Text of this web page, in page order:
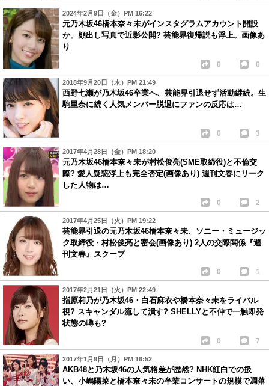
2024年2月9日（金）PM 16:22
元乃木坂46橋本奈々未がインスタグラムアカウント開設
か。顔出し写真で近影公開? 芸能界復帰説も浮上。画像あ
り
0 0
2018年9月20日（木）PM 21:49
西野七瀬が乃木坂46卒業へ、芸能界引退せず活動継続。生
駒里奈に続く人気メンバー脱退にファンの反応は…
0 3
2017年4月28日（金）PM 18:20
元乃木坂46橋本奈々未が村松俊亮(SME取締役)と不倫交
際? 愛人疑惑浮上も完全否定(画像あり) 週刊文春にリーク
した人物は…
0 2
2017年4月25日（火）PM 19:22
芸能界引退の元乃木坂46橋本奈々未、ソニー・ミュージッ
ク取締役・村松俊亮と密会(画像あり) 2人の交際関係『週
刊文春』スクープ
0 1
2017年2月21日（火）PM 22:49
指原莉乃が乃木坂46・白石麻衣や橋本奈々未をライバル
視? スキャンダル流して潰す? SHELLYと不仲で一触即発
状態の噂も?
0 7
2017年1月9日（月）PM 16:52
AKB48と乃木坂46の人気格差が歴然? NHK紅白での扱
い、小嶋陽菜と橋本奈々未の卒業コンサートの規模で凋落